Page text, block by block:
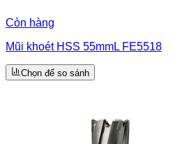
Còn hàng
Mũi khoét HSS 55mmL FE5518
Chọn để so sánh